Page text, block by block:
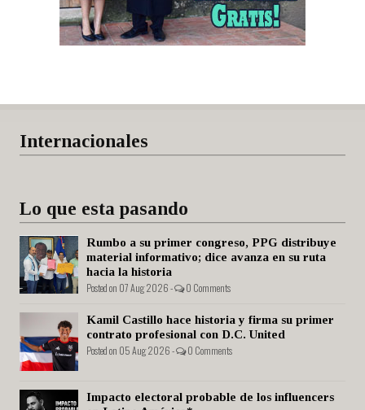
Internacionales
Lo que esta pasando
Rumbo a su primer congreso, PPG distribuye
material informativo; dice avanza en su ruta
hacia la historia
Posted on 07 Aug 2026 - 0 Comments
Kamil Castillo hace historia y firma su primer
contrato profesional con D.C. United
Posted on 05 Aug 2026 - 0 Comments
Impacto electoral probable de los influencers